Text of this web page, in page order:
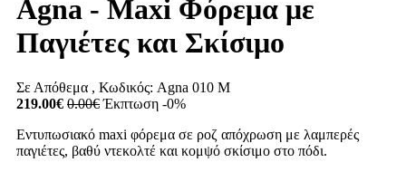
Agna - Maxi Φόρεμα με
Παγιέτες και Σκίσιμο
Σε Απόθεμα , Κωδικός: Agna 010 M
219.00€ 0.00€ Έκπτωση -0%
Εντυπωσιακό maxi φόρεμα σε ροζ απόχρωση με λαμπερές
παγιέτες, βαθύ ντεκολτέ και κομψό σκίσιμο στο πόδι.